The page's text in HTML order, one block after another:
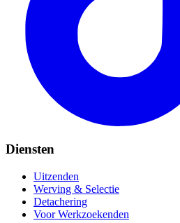
Diensten
Uitzenden
Werving & Selectie
Detachering
Voor Werkzoekenden